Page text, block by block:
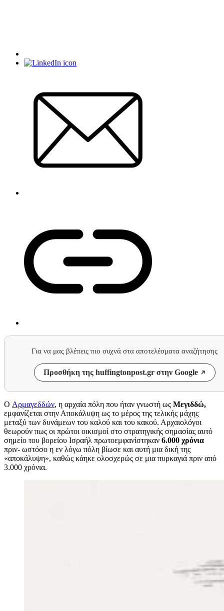
Για να μας βλέπεις πιο συχνά στα αποτελέσματα αναζήτησης
Προσθήκη της huffingtonpost.gr στην Google
O Αρμαγεδδών, η αρχαία πόλη που ήταν γνωστή ως Μεγιδδώ,
εμφανίζεται στην Αποκάλυψη ως το μέρος της τελικής μάχης
μεταξύ των δυνάμεων του καλού και του κακού. Αρχαιολόγοι
θεωρούν πως οι πρώτοι οικισμοί στο στρατηγικής σημασίας αυτό
σημείο του βορείου Ισραήλ πρωτοεμφανίστηκαν 6.000 χρόνια
πριν- ωστόσο η εν λόγω πόλη βίωσε και αυτή μια δική της
«αποκάλυψη», καθώς κάηκε ολοσχερώς σε μια πυρκαγιά πριν από
3.000 χρόνια.